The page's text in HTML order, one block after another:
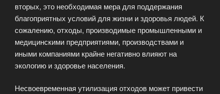
вторых, это необходимая мера для поддержания
благоприятных условий для жизни и здоровья людей. К
сожалению, отходы, производимые промышленными и
медицинскими предприятиями, производствами и
иными компаниями крайне негативно влияют на
экологию и здоровье населения.
Несвоевременная утилизация отходов может привести